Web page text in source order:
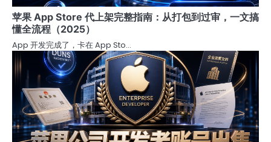
苹果 App Store 代上架完整指南：从打包到过审，一文搞
懂全流程（2025）
App 开发完成了，卡在 App Sto…